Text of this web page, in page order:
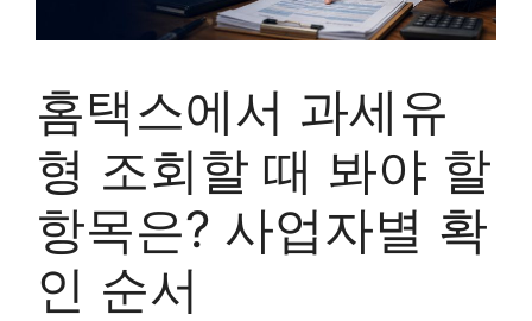
홈택스에서 과세유
형 조회할 때 봐야 할
항목은? 사업자별 확
인 순서